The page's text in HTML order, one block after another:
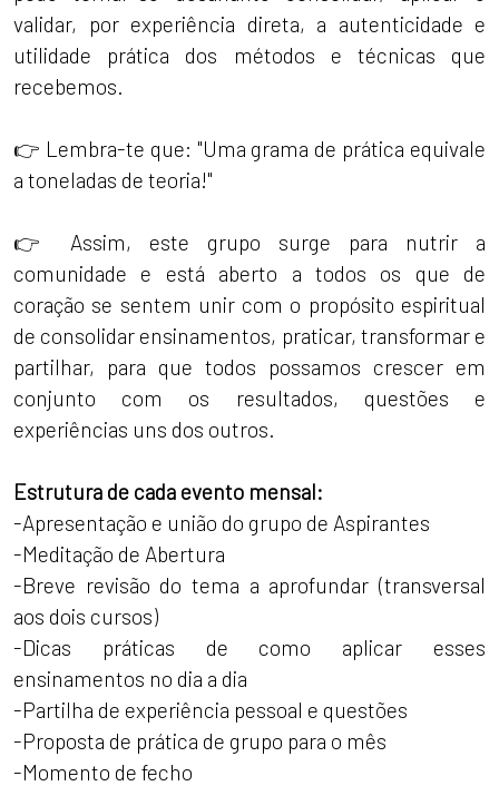
validar, por experiência direta, a autenticidade e
utilidade prática dos métodos e técnicas que
recebemos.
👉 Lembra-te que: "Uma grama de prática equivale
a toneladas de teoria!"
👉 Assim, este grupo surge para nutrir a
comunidade e está aberto a todos os que de
coração se sentem unir com o propósito espiritual
de consolidar ensinamentos, praticar, transformar e
partilhar, para que todos possamos crescer em
conjunto com os resultados, questões e
experiências uns dos outros.
Estrutura de cada evento mensal:
-Apresentação e união do grupo de Aspirantes
-Meditação de Abertura
-Breve revisão do tema a aprofundar (transversal
aos dois cursos)
-Dicas práticas de como aplicar esses
ensinamentos no dia a dia
-Partilha de experiência pessoal e questões
-Proposta de prática de grupo para o mês
-Momento de fecho